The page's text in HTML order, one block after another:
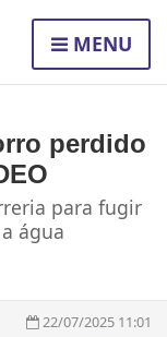
MENU
perdido
para fugir
água
22/07/2025 11:01